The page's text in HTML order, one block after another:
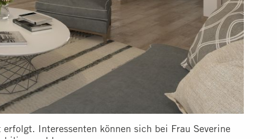
Interessenten können sich bei Frau Severine